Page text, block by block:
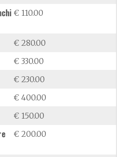
€ 110.00
€ 280.00
€ 330.00
€ 230.00
€ 400.00
€ 150.00
€ 200.00